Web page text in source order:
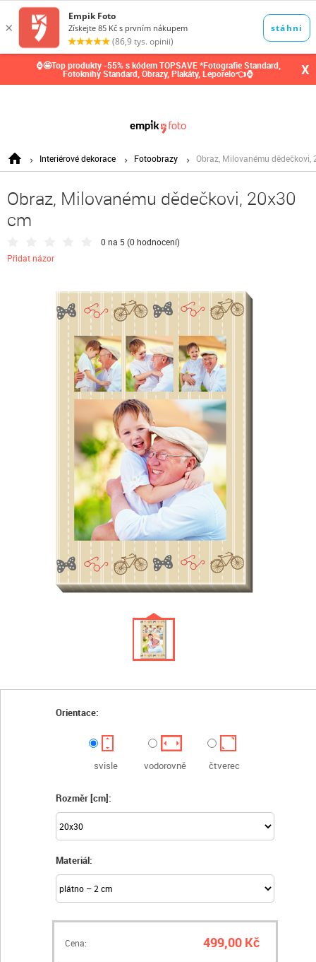
⌚🤩Top produkty -55% s kódem TOPSAVE *Fotografie Standard,
Fotoknihy Standard, Obrazy, Plakáty, Leporelo👈⌚ X
Interiérové dekorace Fotoobrazy Obraz, Milovanému dědečkovi,
Obraz, Milovanému dědečkovi, 20x30
cm
0 na 5 (0 hodnocení)
Přidat názor
Orientace:
svisle vodorovně čtverec
Rozměr [cm]:
Materiál:
Cena: 499,00 Kč